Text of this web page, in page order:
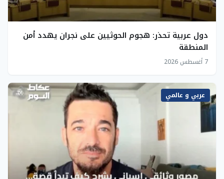
دول عربية تحذر: هجوم الحوثيين على نجران يهدد أمن
المنطقة
7 أغسطس 2026
عربي و عالمي